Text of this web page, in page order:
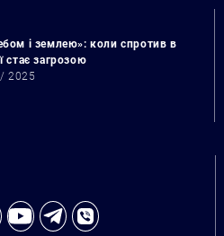
і землею»: коли спротив в
стає загрозою
2025